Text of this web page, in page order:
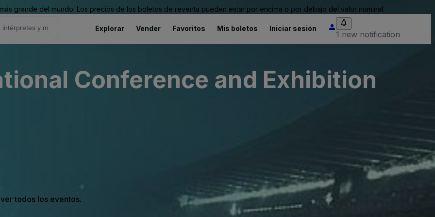
grande del mundo. Los precios de los boletos de reventa pueden estar por encima o por debajo del valor nominal.
Explorar Vender Favoritos Mis boletos Iniciar sesión
1 new notification
Conference and Exhibition
todos los eventos.